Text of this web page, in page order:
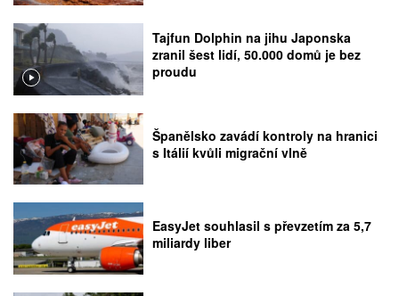
Tajfun Dolphin na jihu Japonska
zranil šest lidí, 50.000 domů je bez
proudu
Španělsko zavádí kontroly na hranici
s Itálií kvůli migrační vlně
EasyJet souhlasil s převzetím za 5,7
miliardy liber